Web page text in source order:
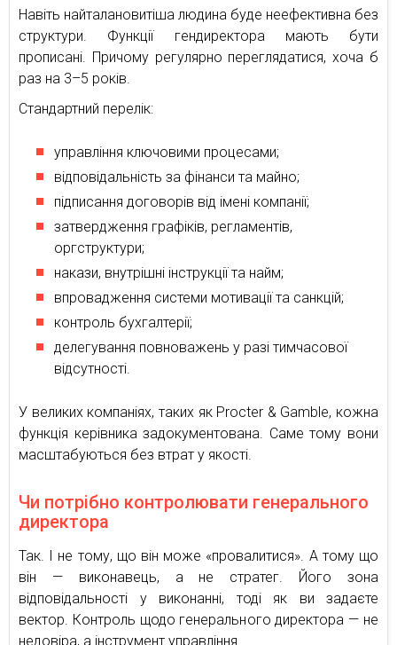
Навіть найталановитіша людина буде неефективна без
структури. Функції гендиректора мають бути
прописані. Причому регулярно переглядатися, хоча б
раз на 3–5 років.
Стандартний перелік:
управління ключовими процесами;
відповідальність за фінанси та майно;
підписання договорів від імені компанії;
затвердження графіків, регламентів,
оргструктури;
накази, внутрішні інструкції та найм;
впровадження системи мотивації та санкцій;
контроль бухгалтерії;
делегування повноважень у разі тимчасової
відсутності.
У великих компаніях, таких як Procter & Gamble, кожна
функція керівника задокументована. Саме тому вони
масштабуються без втрат у якості.
Чи потрібно контролювати генерального
директора
Так. І не тому, що він може «провалитися». А тому що
він — виконавець, а не стратег. Його зона
відповідальності у виконанні, тоді як ви задаєте
вектор. Контроль щодо генерального директора — не
недовіра, а інструмент управління.